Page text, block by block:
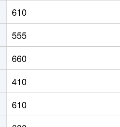
610
555
660
410
610